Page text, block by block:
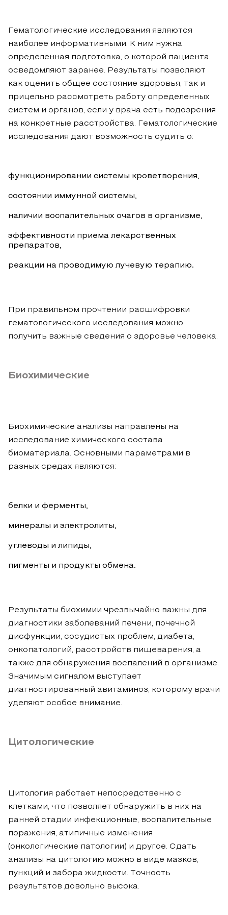
Гематологические исследования являются
наиболее информативными. К ним нужна
определенная подготовка, о которой пациента
осведомляют заранее. Результаты позволяют
как оценить общее состояние здоровья, так и
прицельно рассмотреть работу определенных
систем и органов, если у врача есть подозрения
на конкретные расстройства. Гематологические
исследования дают возможность судить о:
функционировании системы кроветворения,
состоянии иммунной системы,
наличии воспалительных очагов в организме,
эффективности приема лекарственных
препаратов,
реакции на проводимую лучевую терапию.
При правильном прочтении расшифровки
гематологического исследования можно
получить важные сведения о здоровье человека.
Биохимические
Биохимические анализы направлены на
исследование химического состава
биоматериала. Основными параметрами в
разных средах являются:
белки и ферменты,
минералы и электролиты,
углеводы и липиды,
пигменты и продукты обмена.
Результаты биохимии чрезвычайно важны для
диагностики заболеваний печени, почечной
дисфункции, сосудистых проблем, диабета,
онкопатологий, расстройств пищеварения, а
также для обнаружения воспалений в организме.
Значимым сигналом выступает
диагностированный авитаминоз, которому врачи
уделяют особое внимание.
Цитологические
Цитология работает непосредственно с
клетками, что позволяет обнаружить в них на
ранней стадии инфекционные, воспалительные
поражения, атипичные изменения
(онкологические патологии) и другое. Сдать
анализы на цитологию можно в виде мазков,
пункций и забора жидкости. Точность
результатов довольно высока.